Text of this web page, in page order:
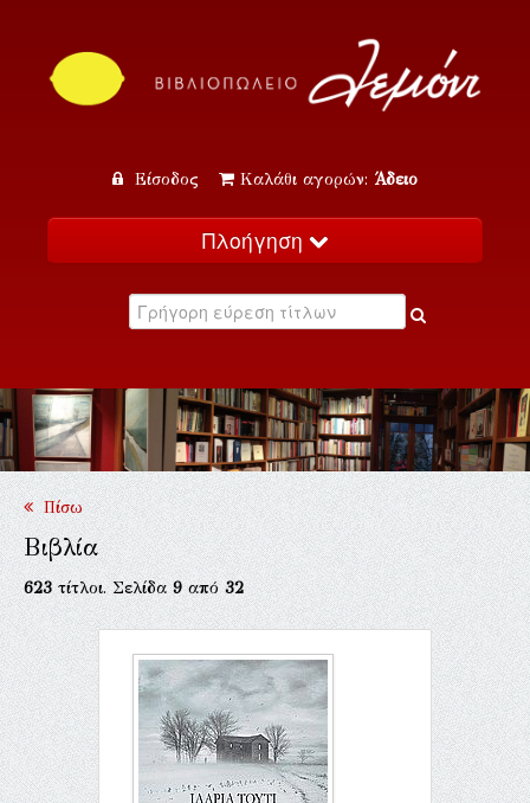
Είσοδος Καλάθι αγορών: Άδειο
Πλοήγηση
Κατάλογος
Εκδηλώσεις
Επικοινωνία
Πίσω
Βιβλία
623τίτλοι. Σελίδα9από32